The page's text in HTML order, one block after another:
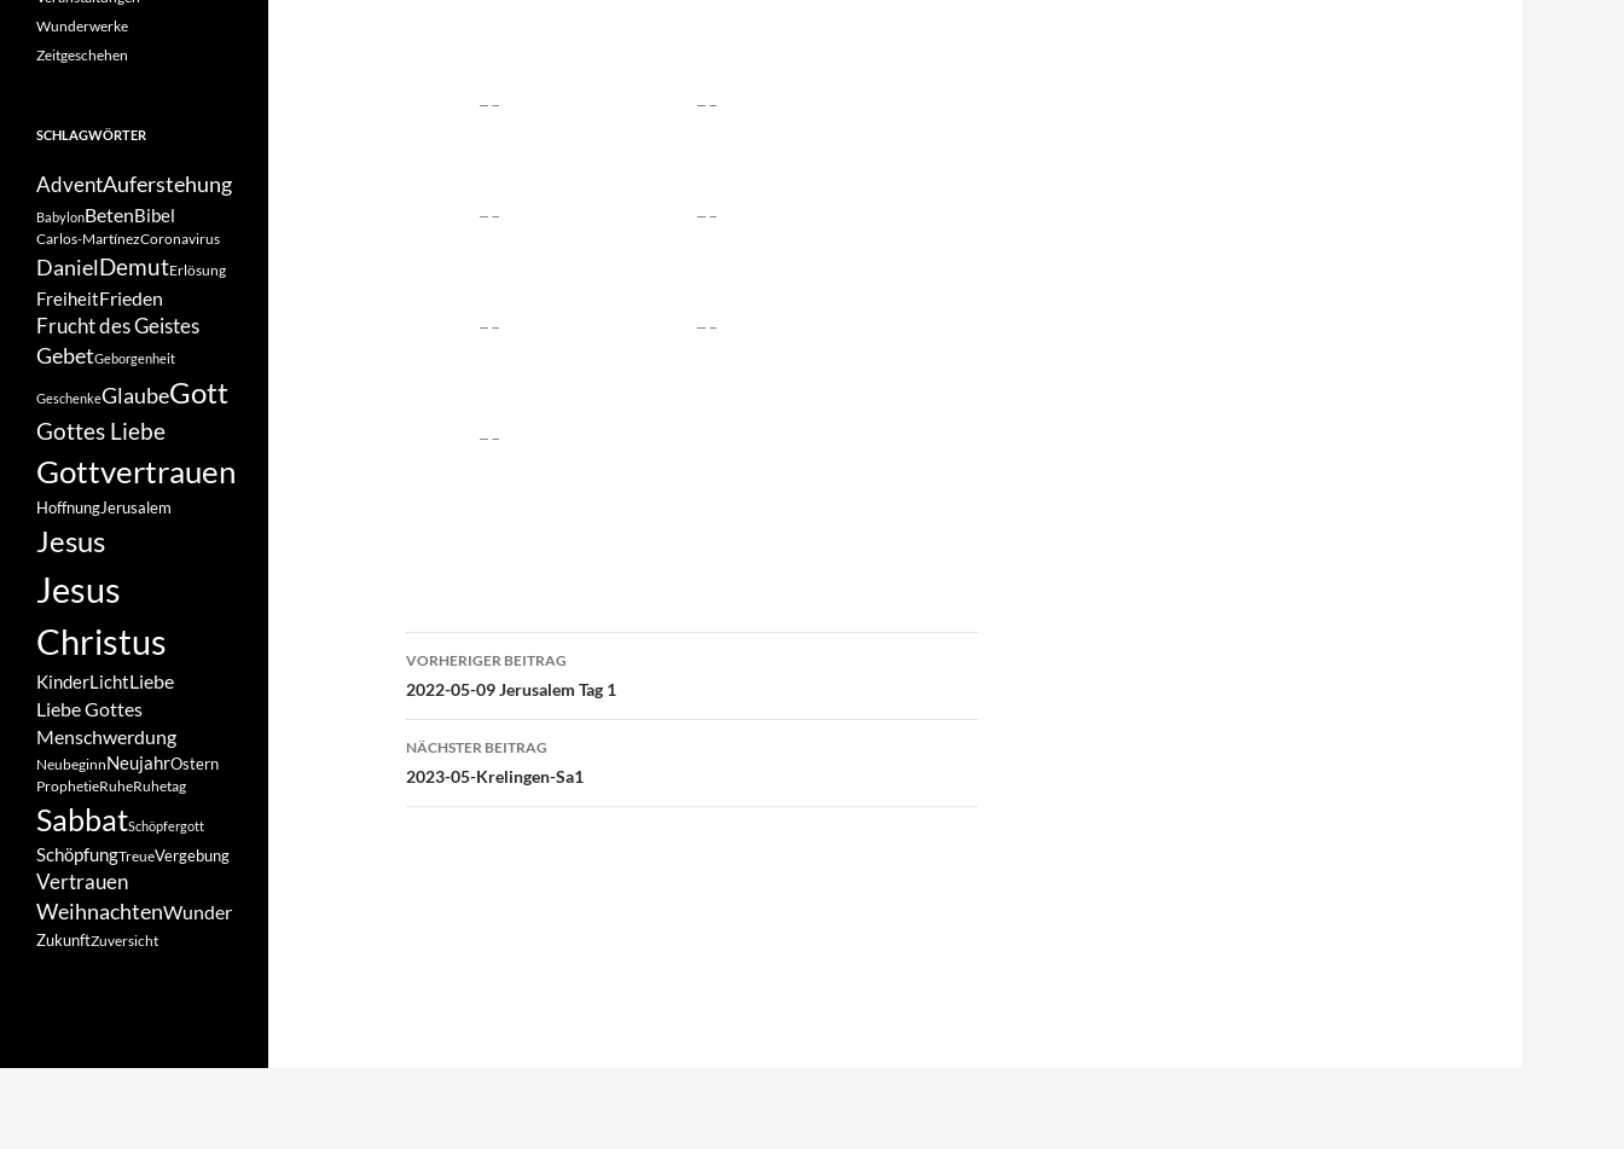
Beitragsnavigation
VORHERIGER BEITRAG
2022-05-09 Jerusalem Tag 1
NÄCHSTER BEITRAG
2023-05-Krelingen-Sa1
Wunderwerke
Zeitgeschehen
SCHLAGWÖRTER
AdventAuferstehung
BabylonBetenBibel
Carlos-MartínezCoronavirus
DanielDemutErlösung
FreiheitFrieden
Frucht des Geistes
GebetGeborgenheit
GeschenkeGlaubeGott
Gottes Liebe
Gottvertrauen
HoffnungJerusalem
Jesus
Jesus
Christus
KinderLichtLiebe
Liebe Gottes
Menschwerdung
NeubeginnNeujahrOstern
ProphetieRuheRuhetag
SabbatSchöpfergott
SchöpfungTreueVergebung
Vertrauen
WeihnachtenWunder
ZukunftZuversicht